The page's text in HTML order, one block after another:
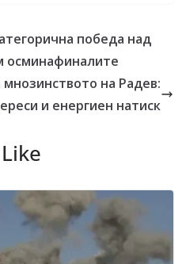
победа над
осминафиналите
на Радев:
и енергиен натиск